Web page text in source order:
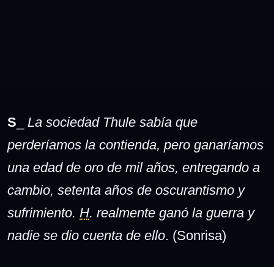
S
La sociedad Thule sabía que
perderíamos la contienda, pero ganaríamos
una edad de oro de mil años, entregando a
cambio, setenta años de oscurantismo y
sufrimiento. H. realmente ganó la guerra y
nadie se dio cuenta de ello. (Sonrisa)